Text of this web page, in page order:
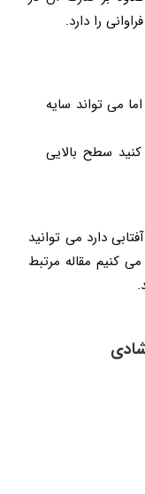
را دارد.
می تواند سایه
سطح بالایی
دارد می توانید
کنیم مقاله مرتبط